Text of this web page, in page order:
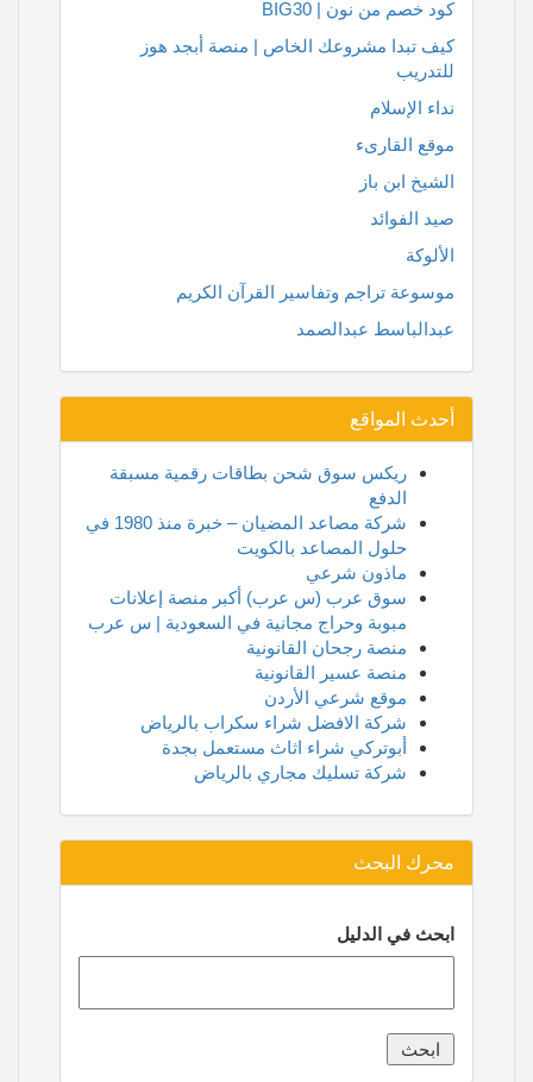
كود خصم من نون | BIG30
كيف تبدا مشروعك الخاص | منصة أبجد هوز
للتدريب
نداء الإسلام
موقع القارىء
الشيخ ابن باز
صيد الفوائد
الألوكة
موسوعة تراجم وتفاسير القرآن الكريم
عبدالباسط عبدالصمد
أحدث المواقع
ريكس سوق شحن بطاقات رقمية مسبقة
الدفع
شركة مصاعد المضيان – خبرة منذ 1980 في
حلول المصاعد بالكويت
ماذون شرعي
سوق عرب (س عرب) أكبر منصة إعلانات
مبوبة وحراج مجانية في السعودية | س عرب
منصة رجحان القانونية
منصة عسير القانونية
موقع شرعي الأردن
شركة الافضل شراء سكراب بالرياض
أبوتركي شراء اثاث مستعمل بجدة
شركة تسليك مجاري بالرياض
محرك البحث
ابحث في الدليل